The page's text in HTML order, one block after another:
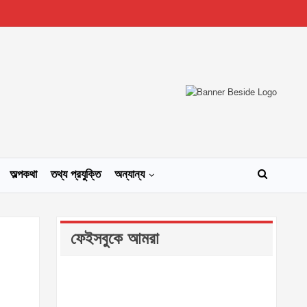
অল্পকথা তথ্য প্রযুক্তি অন্যান্য
ফেইসবুকে আমরা